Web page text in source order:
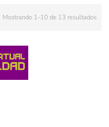
Mostrando 1-10 de 13 resultados